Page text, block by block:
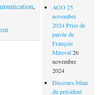
,
AGO 25
novembre
2024 Prise de
parole de
François
Mireval 26
novembre
2024
Discours-bilan
du président